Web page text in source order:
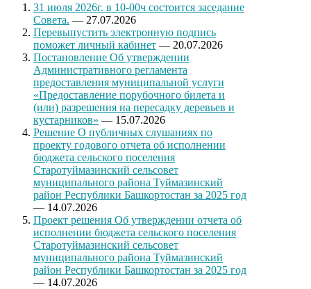
31 июля 2026г. в 10-00ч состоится заседание
Совета. — 27.07.2026
Перевыпустить электронную подпись
поможет личный кабинет — 20.07.2026
Постановление Об утверждении
Административного регламента
предоставления муниципальной услуги
«Предоставление порубочного билета и
(или) разрешения на пересадку деревьев и
кустарников» — 15.07.2026
Решение О публичных слушаниях по
проекту годового отчета об исполнении
бюджета сельского поселения
Старотуймазинский сельсовет
муниципального района Туймазинский
район Республики Башкортостан за 2025 год
— 14.07.2026
Проект решения Об утверждении отчета об
исполнении бюджета сельского поселения
Старотуймазинский сельсовет
муниципального района Туймазинский
район Республики Башкортостан за 2025 год
— 14.07.2026